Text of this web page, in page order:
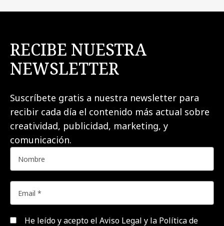
RECIBE NUESTRA
NEWSLETTER
Suscríbete gratis a nuestra newsletter para
recibir cada día el contenido más actual sobre
creatividad, publicidad, marketing, y
comunicación.
He leído y acepto el Aviso Legal y la Política de